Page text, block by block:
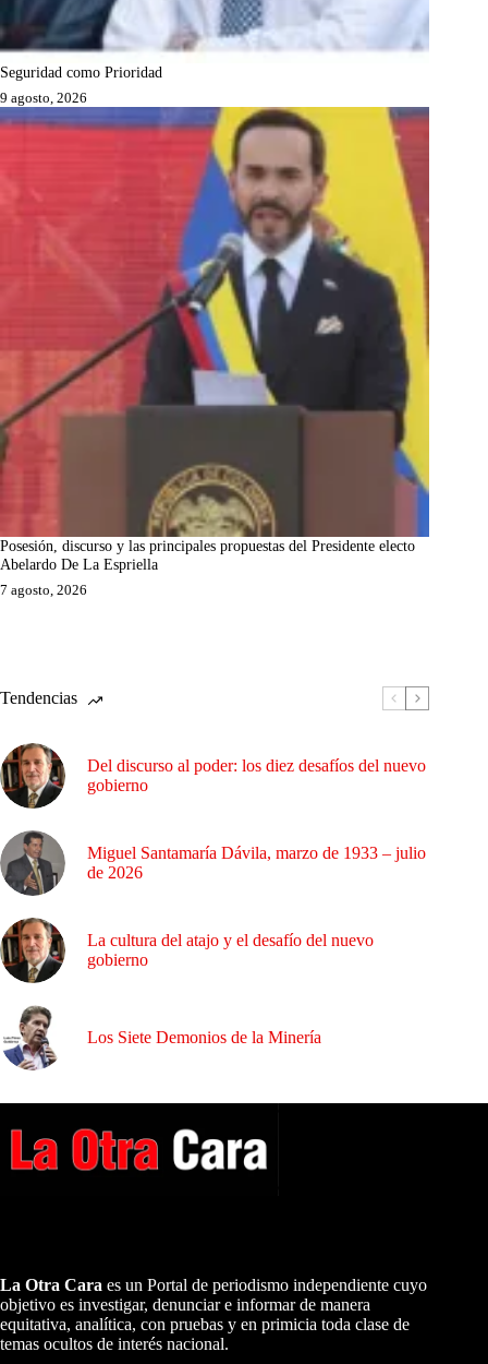
Seguridad como Prioridad
9 agosto, 2026
Posesión, discurso y las principales propuestas del Presidente electo
Abelardo De La Espriella
7 agosto, 2026
Tendencias
Del discurso al poder: los diez desafíos del nuevo
gobierno
Miguel Santamaría Dávila, marzo de 1933 – julio
de 2026
La cultura del atajo y el desafío del nuevo
gobierno
Los Siete Demonios de la Minería
La Otra Cara es un Portal de periodismo independiente cuyo
objetivo es investigar, denunciar e informar de manera
equitativa, analítica, con pruebas y en primicia toda clase de
temas ocultos de interés nacional.